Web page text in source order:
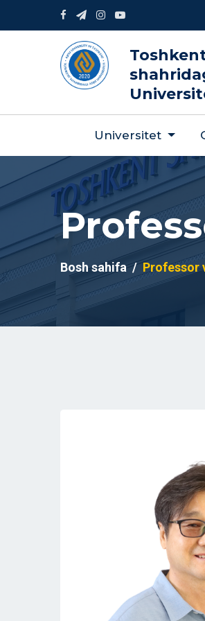
Universitet
Bosh sahifa Professor